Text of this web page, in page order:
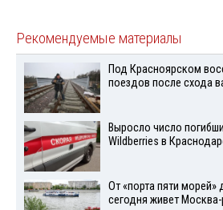
Рекомендуемые материалы
Под Красноярском
поездов после схода
Выросло число
Wildberries в
От «порта пяти морей»
сегодня живет